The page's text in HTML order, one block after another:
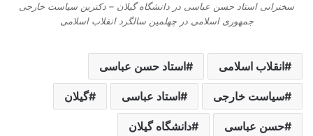
سخنرانی استاد حسن عباسی در دانشگاه گیلان – دکترین سیاست خارجی
جمهوری اسلامی در چهلمین سالگرد انقلاب اسلامی
انقلاب اسلامی استاد حسن عباسی
سیاست خارجی استاد عباسی گیلان
حسن عباسی دانشگاه گیلان